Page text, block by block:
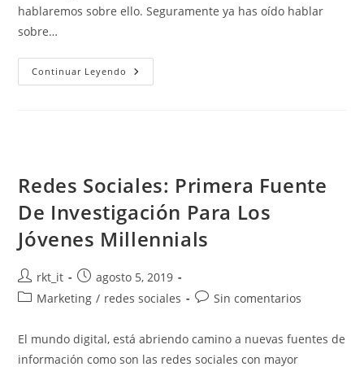
hablaremos sobre ello. Seguramente ya has oído hablar
sobre…
Continuar Leyendo
Redes Sociales: Primera Fuente
De Investigación Para Los
Jóvenes Millennials
rkt_it
agosto 5, 2019
Marketing / redes sociales Sin comentarios
El mundo digital, está abriendo camino a nuevas fuentes de
información como son las redes sociales con mayor